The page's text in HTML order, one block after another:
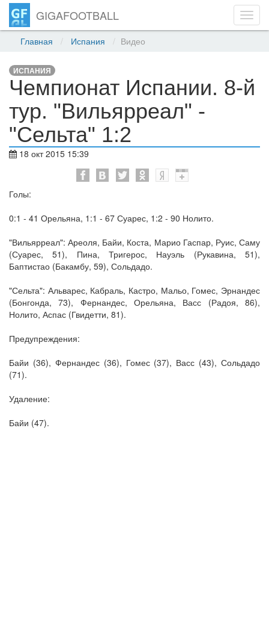
GIGAFOOTBALL
Главная Испания Видео
ИСПАНИЯ
Чемпионат Испании. 8-й
тур. "Вильярреал" -
"Сельта" 1:2
18 окт 2015 15:39
Голы:
0:1 - 41 Орельяна, 1:1 - 67 Суарес, 1:2 - 90 Нолито.
"Вильярреал": Ареоля, Байи, Коста, Марио Гаспар, Руис, Саму
(Суарес, 51), Пина, Тригерос, Науэль (Рукавина, 51),
Баптистао (Бакамбу, 59), Сольдадо.
"Сельта": Альварес, Кабраль, Кастро, Мальо, Гомес, Эрнандес
(Бонгонда, 73), Фернандес, Орельяна, Васс (Радоя, 86),
Нолито, Аспас (Гвидетти, 81).
Предупреждения:
Байи (36), Фернандес (36), Гомес (37), Васс (43), Сольдадо
(71).
Удаление:
Байи (47).